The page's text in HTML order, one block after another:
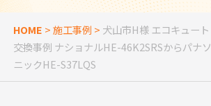
エコキュートを探す
お役立ち情報
HOME >施工事例 > 犬山市H様 エコキュート
交換事例 ナショナルHE-46K2SRSからパナソ
ニックHE-S37LQS